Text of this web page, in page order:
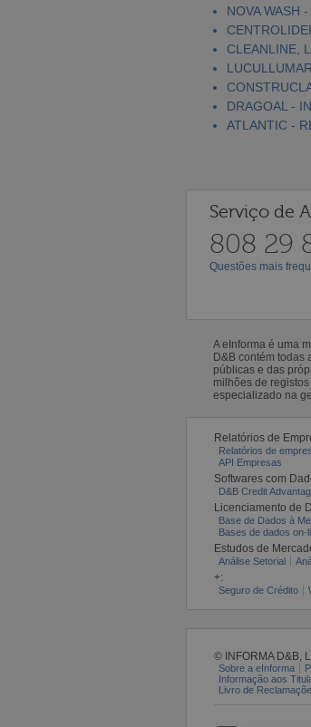
NOVA WASH
CLEANLINE,
DRAGOAL -
ATLANTIC -
Serviço de
808 29
Questões mais
A eInforma é uma
D&B contém todas
públicas e das
milhões de
especializado na
Relatórios de
Relatórios de
API Empresas
Softwares com
D&B Credit
Licenciamento de
Base de Dados à
Bases de dados on-
Estudos de
Análise Setorial
+:
Seguro de Crédito
© INFORMA D&B,
Sobre a eInforma
Informação aos
Livro de